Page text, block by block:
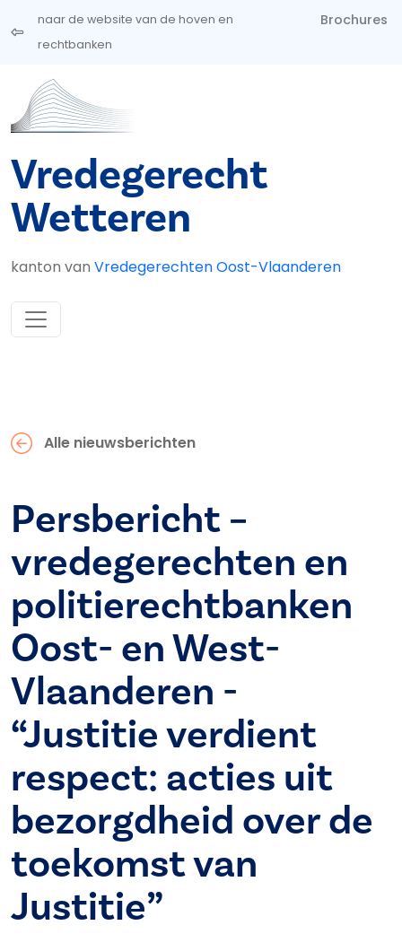
Overslaan en naar de inhoud gaan
naar de website van de hoven en
rechtbanken
Brochures
Vredegerecht
Wetteren
kanton van Vredegerechten Oost-Vlaanderen
Alle nieuwsberichten
Persbericht –
vredegerechten en
politierechtbanken
Oost- en West-
Vlaanderen -
“Justitie verdient
respect: acties uit
bezorgdheid over de
toekomst van
Justitie”